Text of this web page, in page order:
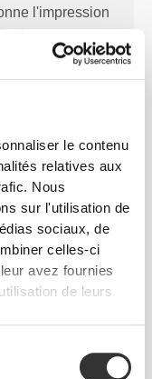
le contenu
relatives aux
Nous
sur l'utilisation de
sociaux, de
celles-ci
avez fournies
de leurs
l'impression
garantissent que
l'entraînement.